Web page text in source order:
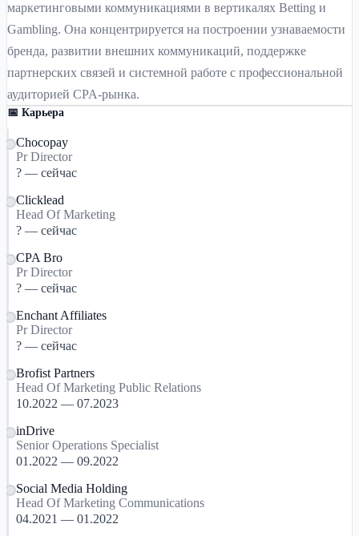
маркетинговыми коммуникациями в вертикалях Betting и
Gambling. Она концентрируется на построении узнаваемости
бренда, развитии внешних коммуникаций, поддержке
партнерских связей и системной работе с профессиональной
аудиторией CPA-рынка.
📅 Карьера
Chocopay
Pr Director
? — сейчас
Clicklead
Head Of Marketing
? — сейчас
CPA Bro
Pr Director
? — сейчас
Enchant Affiliates
Pr Director
? — сейчас
Brofist Partners
Head Of Marketing Public Relations
10.2022 — 07.2023
inDrive
Senior Operations Specialist
01.2022 — 09.2022
Social Media Holding
Head Of Marketing Communications
04.2021 — 01.2022